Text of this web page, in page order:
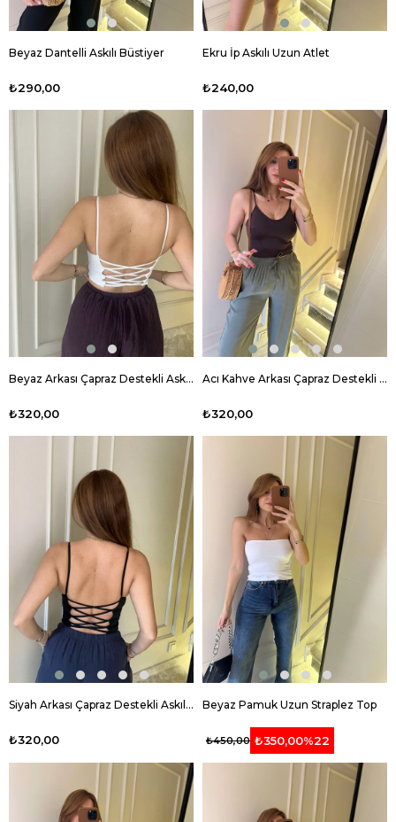
Beyaz Dantelli Askılı Büstiyer
₺290,00
Ekru İp Askılı Uzun Atlet
₺240,00
Beyaz Arkası Çapraz Destekli Askılı Bluz
₺320,00
Acı Kahve Arkası Çapraz Destekli Askılı Bluz
₺320,00
Siyah Arkası Çapraz Destekli Askılı Bluz
₺320,00
Beyaz Pamuk Uzun Straplez Top
₺350,00%22
₺450,00